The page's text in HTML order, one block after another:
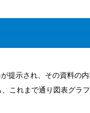
提示され、その資料の
これまで通り図表グラ